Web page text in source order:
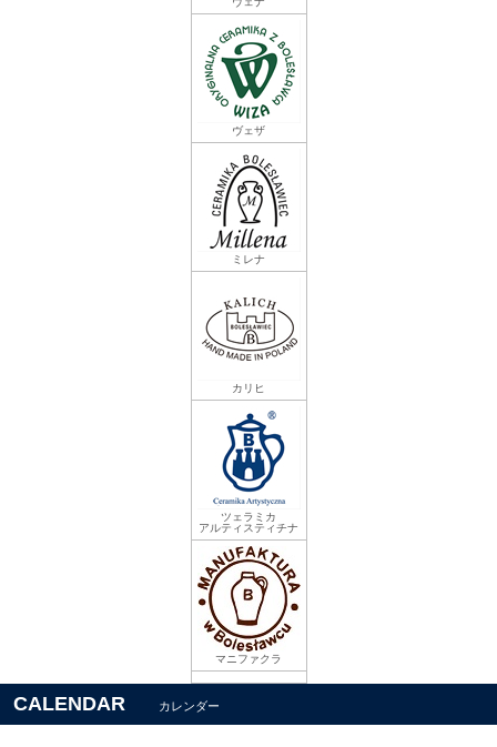
ヴェザ
ミレナ
カリヒ
ツェラミカ
アルティスティチナ
マニファクラ
CALENDAR カレンダー